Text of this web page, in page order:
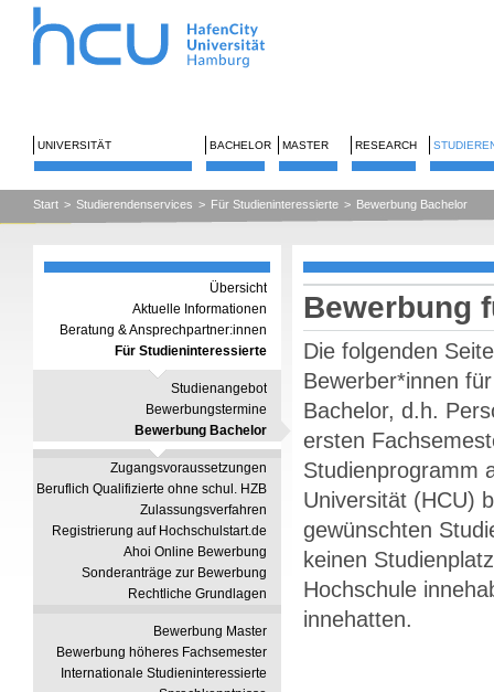
UNIVERSITÄT BACHELOR MASTER RESEARCH
Start > Studierendenservices > Für Studieninteressierte > Bewerbung Bachelor
Übersicht
Aktuelle Informationen
Beratung & Ansprechpartner:innen
Für Studieninteressierte
Studienangebot
Bewerbungstermine
Bewerbung Bachelor
Zugangsvoraussetzungen
Beruflich Qualifizierte ohne schul. HZB
Zulassungsverfahren
Registrierung auf Hochschulstart.de
Ahoi Online Bewerbung
Sonderanträge zur Bewerbung
Rechtliche Grundlagen
Bewerbung Master
Bewerbung höheres Fachsemester
Internationale Studieninteressierte
Bewerbung
Die folgenden
Bewerber*innen
Bachelor, d.h.
ersten
Studienprogramm
Universität (HCU)
gewünschten
keinen
Hochschule
innehatten.